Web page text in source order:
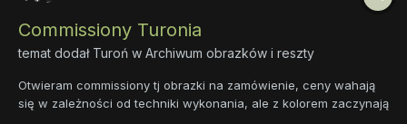
Commissiony Turonia
temat dodał Turoń w Archiwum obrazków i reszty
Otwieram commissiony tj obrazki na zamówienie, ceny wahają
się w zależności od techniki wykonania, ale z kolorem zaczynają